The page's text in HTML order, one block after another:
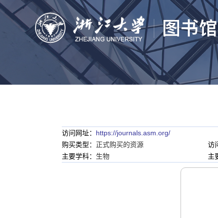
访问网址： https://journals.asm.org/
购买类型： 正式购买的资源 访
主要学科： 生物 主